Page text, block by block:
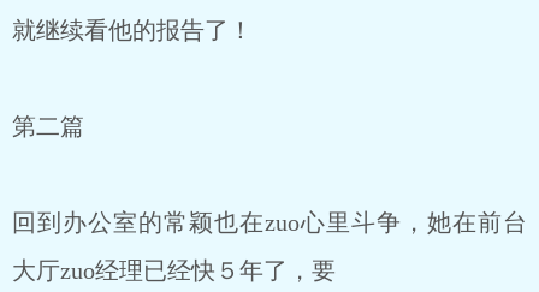
就继续看他的报告了！
第二篇
回到办公室的常颖也在zuo心里斗争，她在前台
大厅zuo经理已经快５年了，要